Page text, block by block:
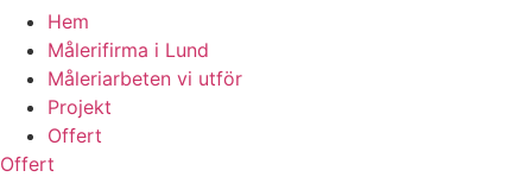
Hem
Målerifirma i Lund
Måleriarbeten vi utför
Projekt
Offert
Offert